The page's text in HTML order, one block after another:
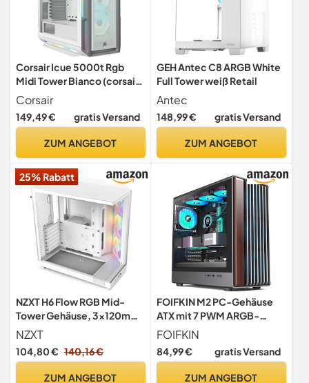
Corsair Icue 5000t Rgb
Midi Tower Bianco (corsair
Icue)
Corsair
149,49 € gratis Versand
ZUM ANGEBOT
GEH Antec C8 ARGB White
Full Tower weiß Retail
Antec
148,99 € gratis Versand
ZUM ANGEBOT
25% Rabatt
NZXT H6 Flow RGB Mid-
Tower Gehäuse, 3x120mm
RGB-Lüfter, Weiß
NZXT
104,80 € 140,16 €
ZUM ANGEBOT
FOIFKIN M2 PC-Gehäuse
ATX mit 7 PWM ARGB-
Lüftern, Front aus
Walnussholz,Computer
Gehäuse Mid-Tower,Hoher
FOIFKIN
84,99 € gratis Versand
ZUM ANGEBOT